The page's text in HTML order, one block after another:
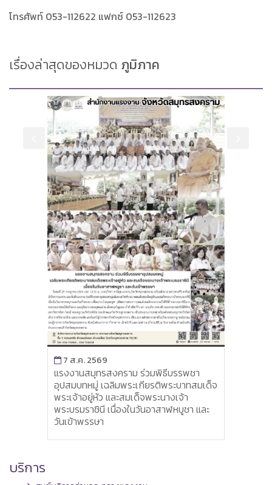
โทรศัพท์ 053-112622 แฟกซ์ 053-112623
เรื่องล่าสุดของหมวด ภูมิภาค
7 ส.ค. 2569
แรงงานสมุทรสงคราม ร่วมพิธีบรรพชา
อุปสมบทหมู่ เฉลิมพระเกียรติพระบาทสมเด็จ
พระเจ้าอยู่หัว และสมเด็จพระนางเจ้า
พระบรมราชินี เนื่องในวันอาสาฬหบูชา และ
วันเข้าพรรษา
บริการ